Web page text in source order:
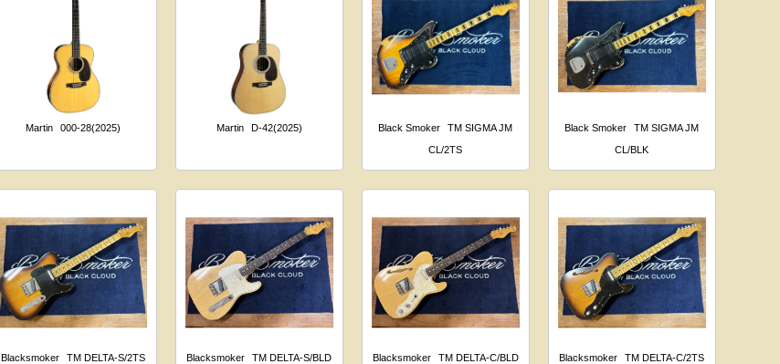
Martin 000-28(2025) Martin D-42(2025) Black Smoker
TM SIGMA JM
CL/2TS
Black Smoker
TM SIGMA JM
CL/BLK
Blacksmoker TM DELTA-S/2TS Blacksmoker TM DELTA-S/BLD Blacksmoker TM DELTA-C/BLD Blacksmoker TM DELTA-C/2TS